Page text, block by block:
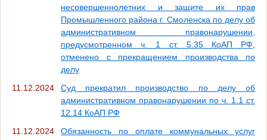
несовершеннолетних и защите их прав
Промышленного района г. Смоленска по делу об
административном правонарушении,
предусмотренном ч. 1 ст. 5.35 КоАП РФ,
отменено с прекращением производства по
делу
11.12.2024
Суд прекратил производство по делу об
административном правонарушении по ч. 1.1 ст.
12.14 КоАП РФ
11.12.2024
Обязанность по оплате коммунальных услуг